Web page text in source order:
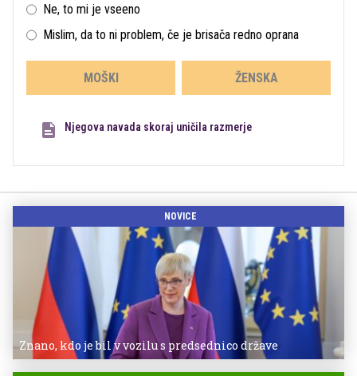
Ne, to mi je vseeno
Mislim, da to ni problem, če je brisača redno oprana
MOŠKI ŽENSKA
Njegova navada skoraj uničila razmerje
NOVICE
Znano, kdo je bil v vozilu s predsednico države